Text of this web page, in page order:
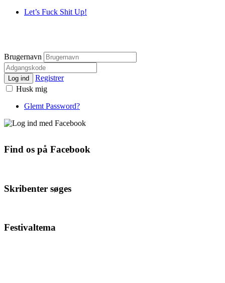
Let’s Fuck Shit Up!
Brugernavn
Log ind
Registrer
Husk mig
Glemt Password?
Find os på Facebook
Skribenter søges
Festivaltema